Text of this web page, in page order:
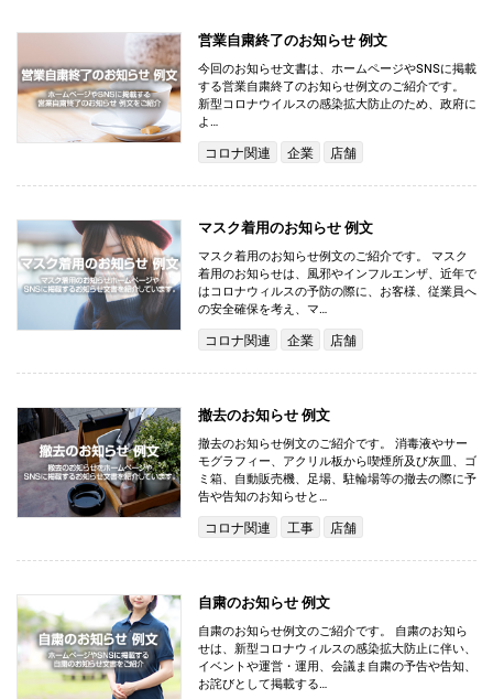
営業自粛終了のお知らせ 例文
今回のお知らせ文書は、ホームページやSNSに掲載
する営業自粛終了のお知らせ例文のご紹介です。
新型コロナウイルスの感染拡大防止のため、政府に
よ…
コロナ関連 企業 店舗
マスク着用のお知らせ 例文
マスク着用のお知らせ例文のご紹介です。 マスク
着用のお知らせは、風邪やインフルエンザ、近年で
はコロナウィルスの予防の際に、お客様、従業員へ
の安全確保を考え、マ…
コロナ関連 企業 店舗
撤去のお知らせ 例文
撤去のお知らせ例文のご紹介です。 消毒液やサー
モグラフィー、アクリル板から喫煙所及び灰皿、ゴ
ミ箱、自動販売機、足場、駐輪場等の撤去の際に予
告や告知のお知らせと…
コロナ関連 工事 店舗
自粛のお知らせ 例文
自粛のお知らせ例文のご紹介です。 自粛のお知ら
せは、新型コロナウィルスの感染拡大防止に伴い、
イベントや運営・運用、会議ま自粛の予告や告知、
お詫びとして掲載する…